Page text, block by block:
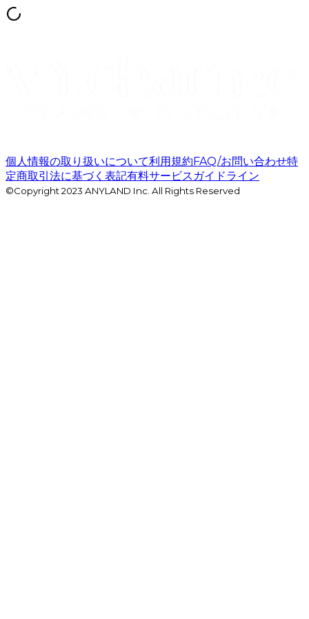
個人情報の取り扱いについて利用規約FAQ/お問い合わせ特
定商取引法に基づく表記有料サービスガイドライン
©Copyright 2023 ANYLAND Inc. All Rights Reserved